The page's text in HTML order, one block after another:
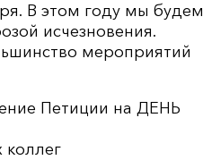
В этом году мы будем
исчезновения.
мероприятий
Петиции на ДЕНЬ
коллег